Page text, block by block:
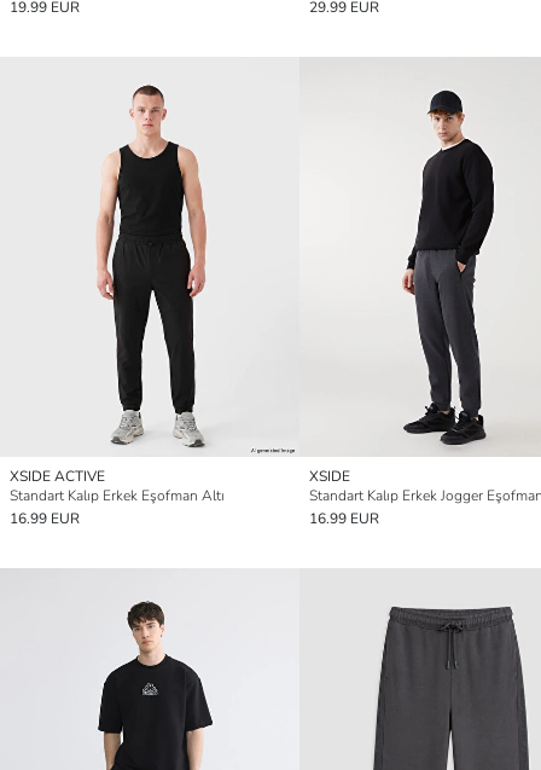
19.99 EUR 29.99 EUR
XSIDE ACTIVE
Standart Kalıp Erkek Eşofman Altı
16.99 EUR
XSIDE
Standart Kalıp Erkek Jogger
16.99 EUR